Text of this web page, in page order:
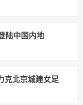
陆中国内地
克北京城建女足